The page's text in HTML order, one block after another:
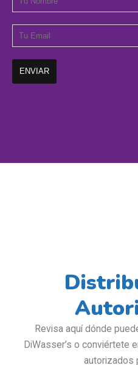
Revisa aquí dónde
DiWasser’s o conviértete
autorizados